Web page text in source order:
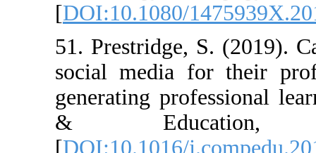
[DOI:10.1080/
51. Prestridge,
social media
generating
&
[ DOI:10.1016/